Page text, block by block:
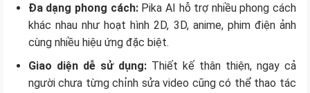
Đa dạng phong cách:Pika AI hỗ trợ nhiều phong cách
khác nhau như hoạt hình 2D, 3D, anime, phim điện ảnh
cùng nhiều hiệu ứng đặc biệt.
Giao diện dễ sử dụng:Thiết kế thân thiện, ngay cả
người chưa từng chỉnh sửa video cũng có thể thao tác